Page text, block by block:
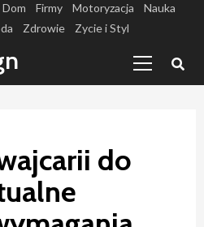
Dom Firmy Motoryzacja
Nauka
Zdrowie Zycie i Styl
Menu
do